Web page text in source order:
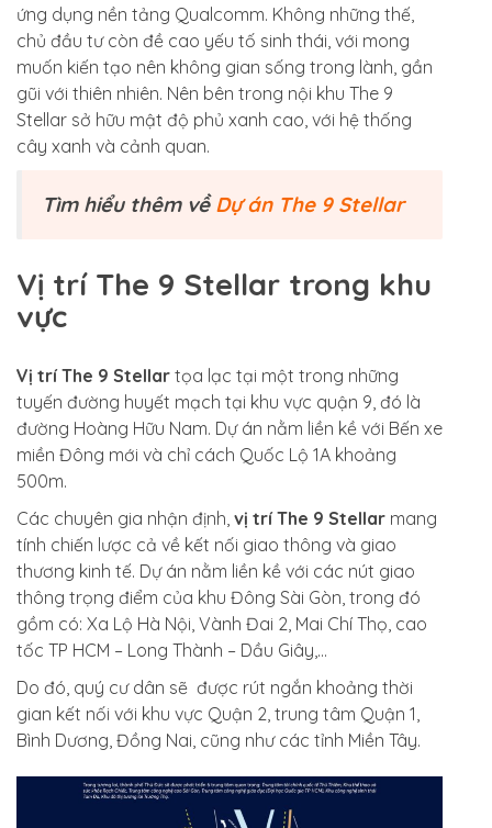
ứng dụng nền tảng Qualcomm. Không những thế,
chủ đầu tư còn đề cao yếu tố sinh thái, với mong
muốn kiến tạo nên không gian sống trong lành, gần
gũi với thiên nhiên. Nên bên trong nội khu The 9
Stellar sở hữu mật độ phủ xanh cao, với hệ thống
cây xanh và cảnh quan.
Tìm hiểu thêm vềDự án The 9 Stellar
Vị trí The 9 Stellar trong khu
vực
Vị trí The 9 Stellar tọa lạc tại một trong những
tuyến đường huyết mạch tại khu vực quận 9, đó là
đường Hoàng Hữu Nam. Dự án nằm liền kề với Bến xe
miền Đông mới và chỉ cách Quốc Lộ 1A khoảng
500m.
Các chuyên gia nhận định, vị trí The 9 Stellar mang
tính chiến lược cả về kết nối giao thông và giao
thương kinh tế. Dự án nằm liền kề với các nút giao
thông trọng điểm của khu Đông Sài Gòn, trong đó
gồm có: Xa Lộ Hà Nội, Vành Đai 2, Mai Chí Thọ, cao
tốc TP HCM – Long Thành – Dầu Giây,…
Do đó, quý cư dân sẽ được rút ngắn khoảng thời
gian kết nối với khu vực Quận 2, trung tâm Quận 1,
Bình Dương, Đồng Nai, cũng như các tỉnh Miền Tây.